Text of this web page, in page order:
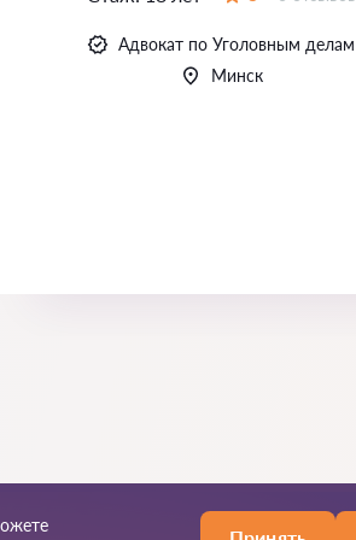
Адвокат по Уголовным делам
Минск